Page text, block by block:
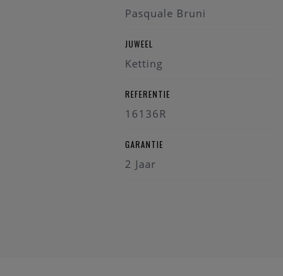
Pasquale Bruni
JUWEEL
Ketting
REFERENTIE
16136R
GARANTIE
2 Jaar